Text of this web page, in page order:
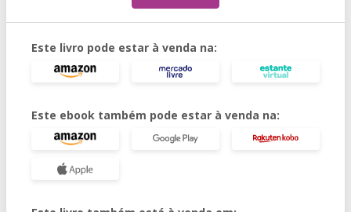
Este livro pode estar à venda na:
Este ebook também pode estar à venda na: